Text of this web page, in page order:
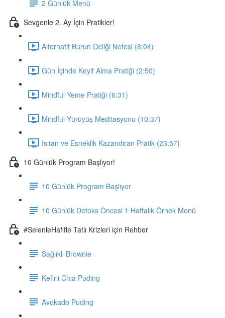
2 Günlük Menü
Sevgenle 2. Ay İçin Pratikler!
Alternatif Burun Deliği Nefesi (8:04)
Gün İçinde Keyif Alma Pratiği (2:50)
Mindful Yeme Pratiği (6:31)
Mindful Yürüyüş Meditasyonu (10:37)
Isıtan ve Esneklik Kazandıran Pratik (23:57)
10 Günlük Program Başlıyor!
10 Günlük Program Başlıyor
10 Günlük Detoks Öncesi 1 Haftalık Örnek Menü
#SelenleHafifle Tatlı Krizleri için Rehber
Sağlıklı Brownie
Kefirli Chia Puding
Avokado Puding